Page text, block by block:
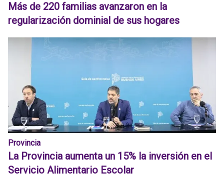
Más de 220 familias avanzaron en la
regularización dominial de sus hogares
Provincia
La Provincia aumenta un 15% la inversión en el
Servicio Alimentario Escolar